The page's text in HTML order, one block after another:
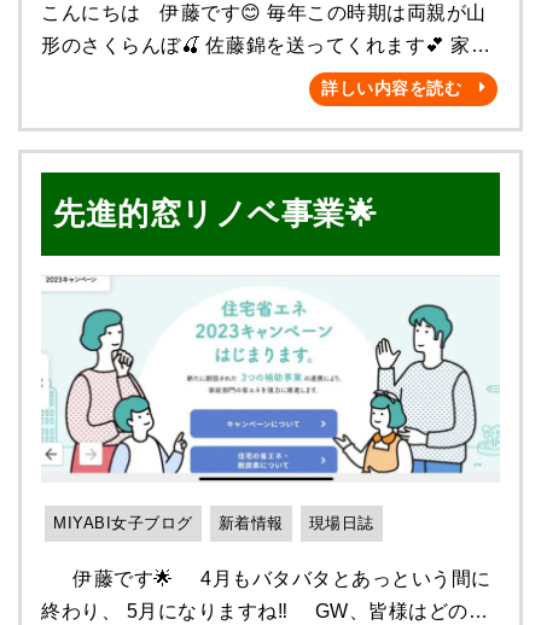
の全体や劣化・破損個所を 撮影していきます！！
⇓ 施工前の建物全景 （⇓ その他破損・劣化箇
所） クラックや塗膜の剥がれ等隅々まで 目視にて
確認し、 お客様の目が行き届かない箇所まで 写真
撮影を行います！！ そしてお客様に実際見ていた
渡しさせていただきます(^_^) ↑ 外壁クラック
（ひび割れ） そして現地調査後は、 御見積
提出→ご契約の流れとなり いよいよ工事着工で
す！！！ ★足場組立★ ★高圧洗浄★ 玄関前のタ
イルや駐車場土間の部分も しっかり洗浄します！
※高圧洗浄の際、施主様には 基本的に窓を閉めてい
ただいておりますが お出かけの際に閉め忘れてし
まっても 作業前に事前に建物全体の確認を行い、
このように養生をして 対応させていただくことで
お部屋の中に水が浸入することを防ぎます！！
★次に下地処理★ （ ケレン ） 各箇所、しっか
りとケレンを行います！ （ コーキングを打つ
箇所の 養生・プライマー塗布 ） ↓ ↓そして
こんにちは 伊藤です😊 毎年この時期は両親が山
形のさくらんぼ🍒 佐藤錦を送ってくれます💕 家族
皆大好きなので大喜びなんです😊 梅雨になり蒸し
暑くなってきましたね💦 子供たちの学校でプール
です。 水分補給はしっかりしましょう(‘(‘◇’)ゞ！
皆様、外壁塗装の工程はご存知でしょうか(・・?
一つの作業にどのような意味があるのか ご存知な
い方も多いのではと思います(゜-゜) 今回は多くの
工程の中から、 弊社の塗装作業に至るまでの作業
をご紹介いたします😆🎵 ・近隣挨拶 仮設足
場や作業の音、塗料の飛散など ご迷惑をおかけし
てしまう事が多い塗装工事ですので 施主様だけで
なく、ご近所の皆様にも安心していただけるよう
近隣挨拶を徹底しております。 近隣挨拶の様子は
こちら ↓ 貴重な１日(*´꒳`*) ・足場組立 足場を組む
ことによって、２階や屋根での作業を 安全に行う
ことができる重要な作業スペースです。 また、メ
詳しい内容を読む
先進的窓リノベ事業🌟
MIYABI女子ブログ 新着情報 現場日誌
伊藤です🌟 4月もバタバタとあっという間に
終わり、 5月になりますね‼️ GW、皆様はどのよ